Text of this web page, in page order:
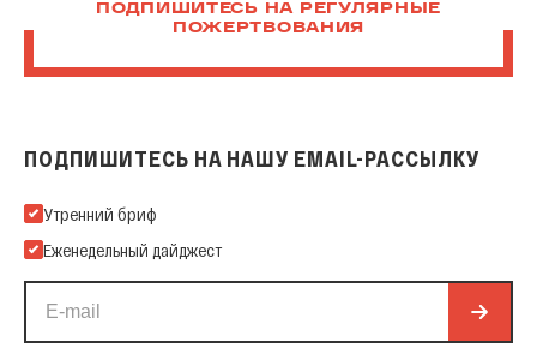
ПОДПИШИТЕСЬ НА РЕГУЛЯРНЫЕ
ПОЖЕРТВОВАНИЯ
ПОДПИШИТЕСЬ НА НАШУ EMAIL-РАССЫЛКУ
Подпишитесь на нашу Email-рассылку
Утренний бриф
Еженедельный дайджест